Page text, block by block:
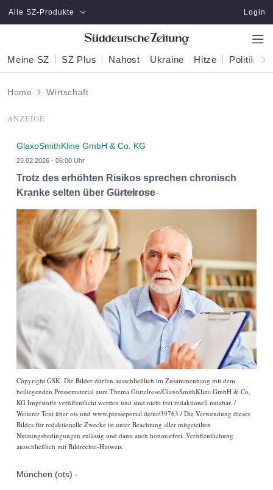
Zum Hauptinhalt springen
Alle SZ-Produkte Login
Meine SZ SZ Plus Nahost Ukraine Hitze Politik
Home Wirtschaft
ANZEIGE
GlaxoSmithKline GmbH & Co. KG
23.02.2026 - 06:00 Uhr
Trotz des erhöhten Risikos sprechen chronisch
Kranke selten über Gürtelrose
Copyright GSK. Die Bilder dürfen ausschließlich im Zusammenhang mit dem
beiliegenden Pressematerial zum Thema Gürtelrose/GlaxoSmithKline GmbH & Co.
KG Impfstoffe veröffentlicht werden und sind nicht frei redaktionell nutzbar. /
Weiterer Text über ots und www.presseportal.de/nr/39763 / Die Verwendung dieses
Bildes für redaktionelle Zwecke ist unter Beachtung aller mitgeteilten
Nutzungsbedingungen zulässig und dann auch honorarfrei. Veröffentlichung
ausschließlich mit Bildrechte-Hinweis.
München (ots) -